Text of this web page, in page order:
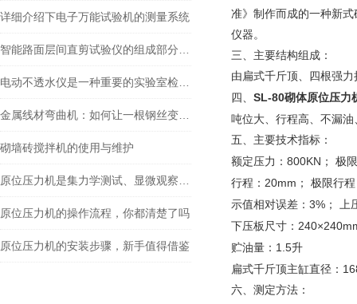
详细介绍下电子万能试验机的测量系统
砌墙砖搅拌机的使用与维护
原位压力机的操作流程，你都清楚了吗
原位压力机的安装步骤，新手值得借鉴
准》制作而成的一种新
仪器。
三、 主要结构组成：
由扁式千斤顶、四根强
四、 SL-80砌体原位压力
吨位大、行程高、不漏
五、主要技术指标：
额定压力： 800KN ； 极
行程：20mm ；
极限行
示值相对误差： 3% ；
上
下压板尺寸：
贮油量： 1.5升
扁式千斤顶主缸直径：
六、 测定方法：